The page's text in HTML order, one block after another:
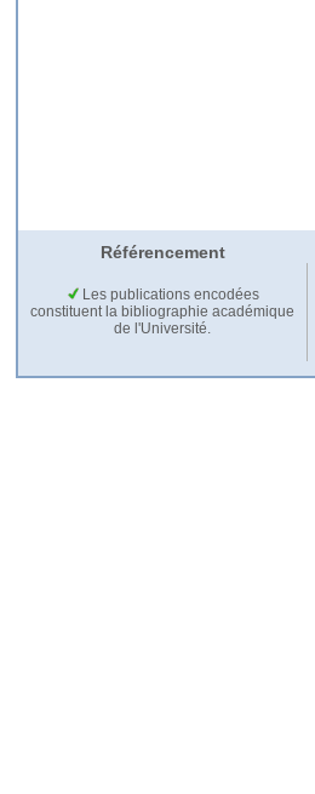
Référencement
Les publications encodées
constituent la bibliographie académique
de l'Université.